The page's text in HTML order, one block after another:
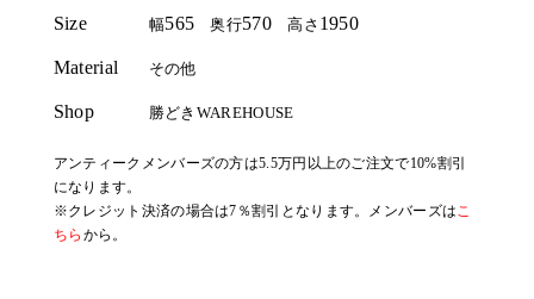
Size 幅565 奥行570高さ 1950
Material その他
Shop 勝どきWAREHOUSE
アンティークメンバーズの方は5.5万円以上のご注文で10%割引
になります。
※クレジット決済の場合は7％割引となります。メンバーズはこ
ちら から。